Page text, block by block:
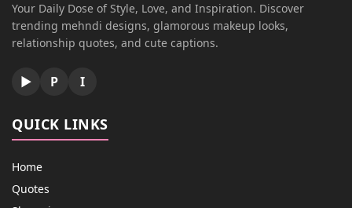
Your Daily Dose of Style, Love, and Inspiration. Discover
trending mehndi designs, glamorous makeup looks,
relationship quotes, and cute captions.
▶ P I
QUICK LINKS
Home
Quotes